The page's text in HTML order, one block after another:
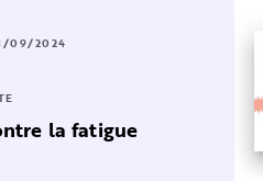
09/2024
la fatigue